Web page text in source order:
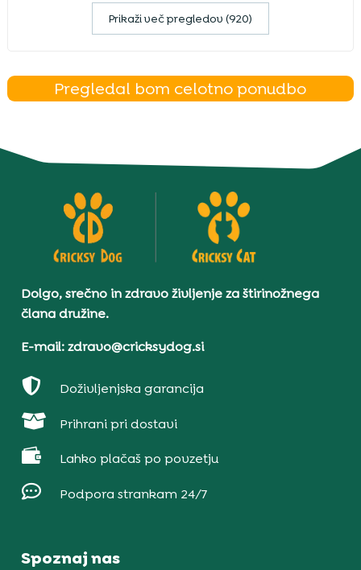
Prikaži več pregledov (920)
Pregledal bom celotno ponudbo
Dolgo, srečno in zdravo življenje za štirinožnega
člana družine.
E-mail: zdravo@cricksydog.si
 Doživljenjska garancija
 Prihrani pri dostavi
 Lahko plačaš po povzetju
 Podpora strankam 24/7
Spoznaj nas